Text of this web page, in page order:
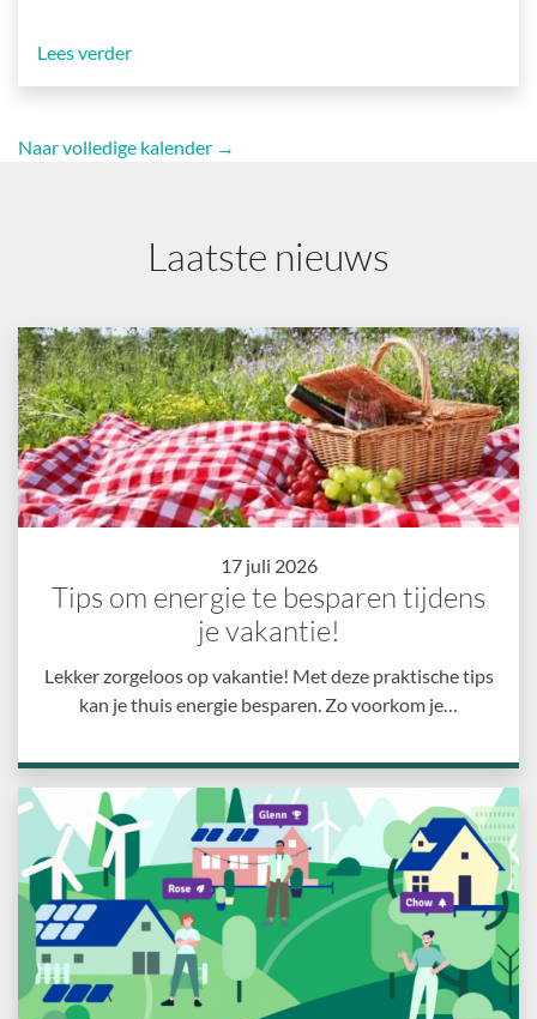
Lees verder
Naar volledige kalender →
Laatste nieuws
17 juli 2026
Tips om energie te besparen tijdens
je vakantie!
Lekker zorgeloos op vakantie! Met deze praktische tips
kan je thuis energie besparen. Zo voorkom je…